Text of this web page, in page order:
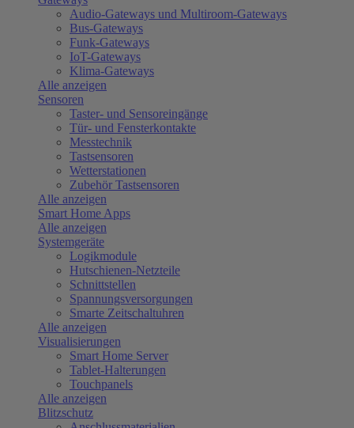
Audio-Gateways und Multiroom-Gateways
Bus-Gateways
Funk-Gateways
IoT-Gateways
Klima-Gateways
Alle anzeigen
Sensoren
Taster- und Sensoreingänge
Tür- und Fensterkontakte
Messtechnik
Tastsensoren
Wetterstationen
Zubehör Tastsensoren
Alle anzeigen
Smart Home Apps
Alle anzeigen
Systemgeräte
Logikmodule
Hutschienen-Netzteile
Schnittstellen
Spannungsversorgungen
Smarte Zeitschaltuhren
Alle anzeigen
Visualisierungen
Smart Home Server
Tablet-Halterungen
Touchpanels
Alle anzeigen
Blitzschutz